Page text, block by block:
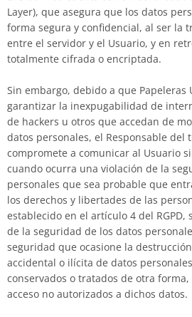
Layer), que asegura que los datos
forma segura y confidencial, al ser la
entre el servidor y el Usuario, y en
totalmente cifrada o encriptada.
Sin embargo, debido a que Papeleras
garantizar la inexpugabilidad de
de hackers u otros que accedan de
datos personales, el Responsable del
compromete a comunicar al Usuario
cuando ocurra una violación de la
personales que sea probable que
los derechos y libertades de las
establecido en el artículo 4 del
de la seguridad de los datos
seguridad que ocasione la
accidental o ilícita de datos
conservados o tratados de otra
acceso no autorizados a dichos datos.